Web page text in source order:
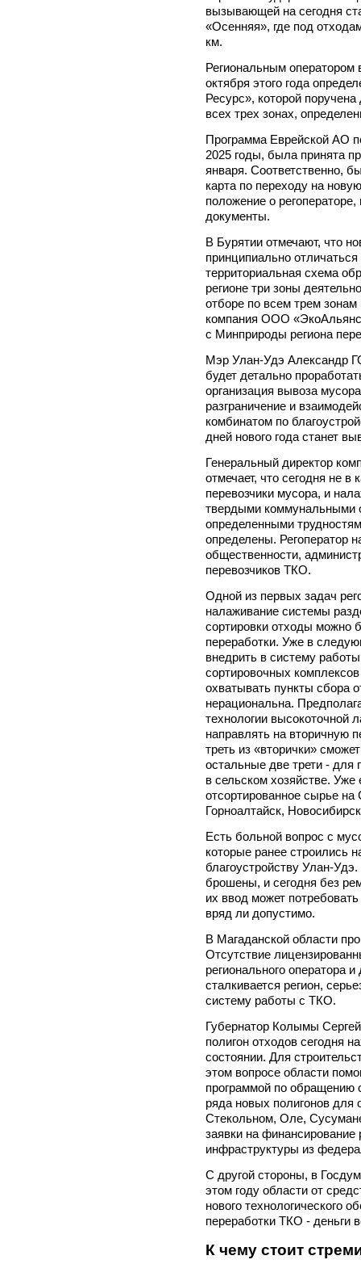
вызывающей на сегодня
«Осенняя», где под
км.
Региональным оператором
октября этого года
Ресурс», которой
всех трех зонах,
Программа Еврейской АО
2025 годы, была принята
января. Соответственно,
карта по переходу на
положение о
документы.
В Бурятии отмечают, что
принципиально
территориальная схема
регионе три зоны
отборе по всем трем
компания ООО
с Минприроды региона
Мэр Улан-Удэ Александр
будет детально
организация вывоза
разграничение и
комбинатом по
дней нового года станет
Генеральный директор
отмечает, что сегодня не в
перевозчики мусора, и
твердыми коммунальными
определенными
определены. Регоператор
общественности,
перевозчиков ТКО.
Одной из первых задач
налаживание системы
сортировки отходы можно
переработки. Уже в
внедрить в систему
сортировочных
охватывать пункты сбора
нерациональна.
технологии высокоточной
направлять на вторичную
треть из «вторички»
остальные две трети - для
в сельском хозяйстве. Уже
отсортированное сырье на
Горноалтайск,
Есть больной вопрос с
которые ранее строились
благоустройству Улан-
брошены, и сегодня без
их ввод может
вряд ли допустимо.
В Магаданской области
Отсутствие
регионального оператора
сталкивается регион,
систему работы с ТКО.
Губернатор Колымы
полигон отходов сегодня
состоянии. Для
этом вопросе области
программой по обращению
ряда новых полигонов для
Стекольном, Оле,
заявки на финансирование
инфраструктуры из
С другой стороны, в
этом году области от
нового технологического
переработки ТКО - деньги
К чему стоит